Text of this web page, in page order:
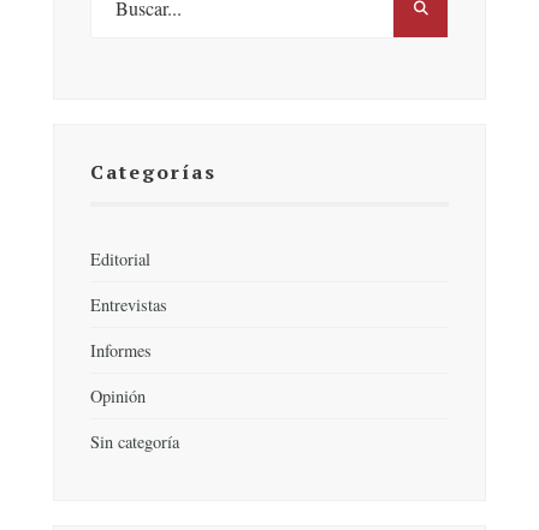
Categorías
Editorial
Entrevistas
Informes
Opinión
Sin categoría